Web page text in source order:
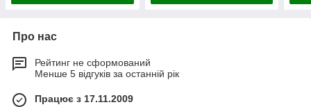
Про нас
Рейтинг не сформований
Менше 5 відгуків за останній рік
Працює з 17.11.2009